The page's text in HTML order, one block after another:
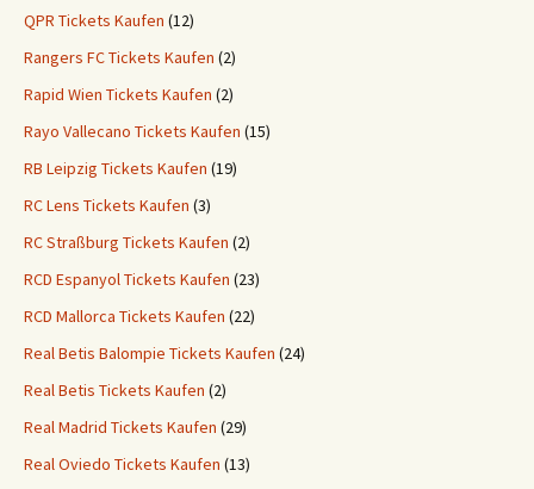
QPR Tickets Kaufen (12)
Rangers FC Tickets Kaufen (2)
Rapid Wien Tickets Kaufen (2)
Rayo Vallecano Tickets Kaufen (15)
RB Leipzig Tickets Kaufen (19)
RC Lens Tickets Kaufen (3)
RC Straßburg Tickets Kaufen (2)
RCD Espanyol Tickets Kaufen (23)
RCD Mallorca Tickets Kaufen (22)
Real Betis Balompie Tickets Kaufen (24)
Real Betis Tickets Kaufen (2)
Real Madrid Tickets Kaufen (29)
Real Oviedo Tickets Kaufen (13)